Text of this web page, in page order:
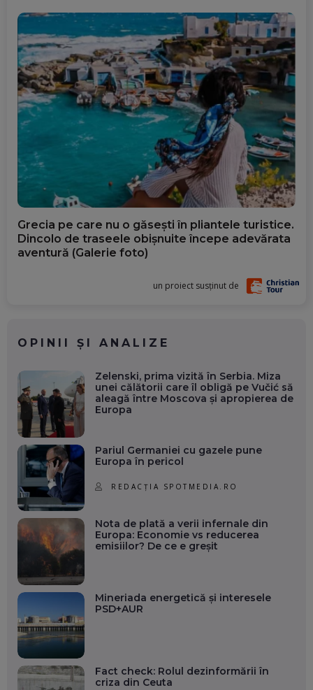
Grecia pe care nu o găsești în pliantele turistice.
Dincolo de traseele obișnuite începe adevărata
aventură (Galerie foto)
un proiect susținut de
OPINII ȘI ANALIZE
Zelenski, prima vizită în Serbia. Miza
unei călătorii care îl obligă pe Vučić să
aleagă între Moscova și apropierea de
Europa
Pariul Germaniei cu gazele pune
Europa în pericol
REDACȚIA SPOTMEDIA.RO
Nota de plată a verii infernale din
Europa: Economie vs reducerea
emisiilor? De ce e greșit
Mineriada energetică și interesele
PSD+AUR
Fact check: Rolul dezinformării în
criza din Ceuta